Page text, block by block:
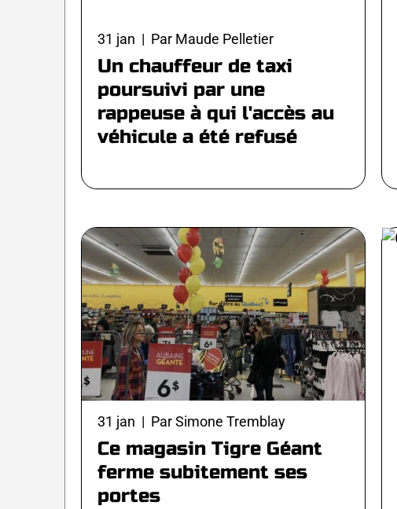
31 jan | Par Maude Pelletier
Un chauffeur de taxi
poursuivi par une
rappeuse à qui l'accès au
véhicule a été refusé
31 jan | Par Simone Tremblay
Ce magasin Tigre Géant
ferme subitement ses
portes